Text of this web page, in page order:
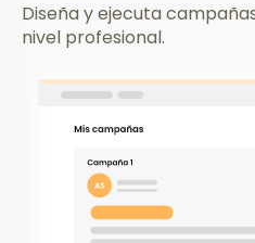
Diseña y ejecuta
nivel profesional.